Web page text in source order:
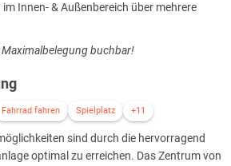
Innen- & Außenbereich über mehrere
buchbar!
Fahrrad fahren Spielplatz +11
sind durch die hervorragend
optimal zu erreichen. Das Zentrum von